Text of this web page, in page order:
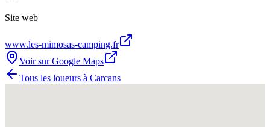
Site web
www.les-mimosas-camping.fr
Voir sur Google Maps
Tous les loueurs à Carcans